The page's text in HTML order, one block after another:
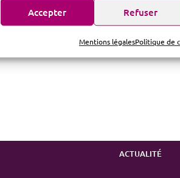
Accepter Refuser
Mentions légalesPolitique de
ACTUALITÉ